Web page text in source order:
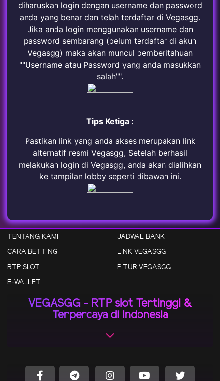
diharuskan login dengan username dan password
anda yang benar dan telah terdaftar di Vegasgg.
Jika anda login menggunakan username dan
password sembarang (belum terdaftar di akun
Vegasgg) maka akan muncul pemberitahuan
""Username atau Password yang anda masukkan
salah"".
Tips Ketiga :
Pastikan link yang anda akses merupakan link
alternatif resmi Vegasgg, Setelah berhasil
melakukan login di Vegasgg, anda akan dialihkan
ke tampilan lobby seperti dibawah ini.
TENTANG KAMI
JADWAL BANK
CARA BETTING
LINK VEGASGG
RTP SLOT
FITUR VEGASGG
E-WALLET
VEGASGG - RTP slot Tertinggi &
Terpercaya di Indonesia